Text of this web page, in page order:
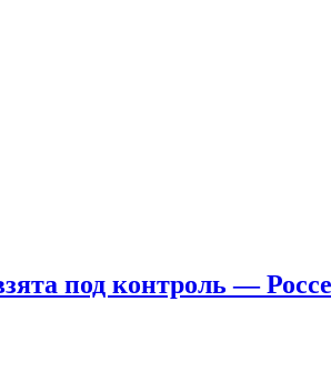
под контроль —